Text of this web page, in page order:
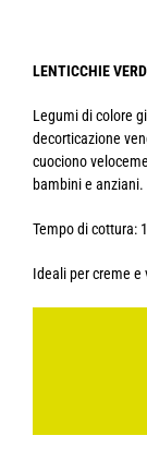
LENTICCHIE
Legumi di colore
decorticazione
cuociono
bambini e anziani.
Tempo di cottura:
Ideali per creme e